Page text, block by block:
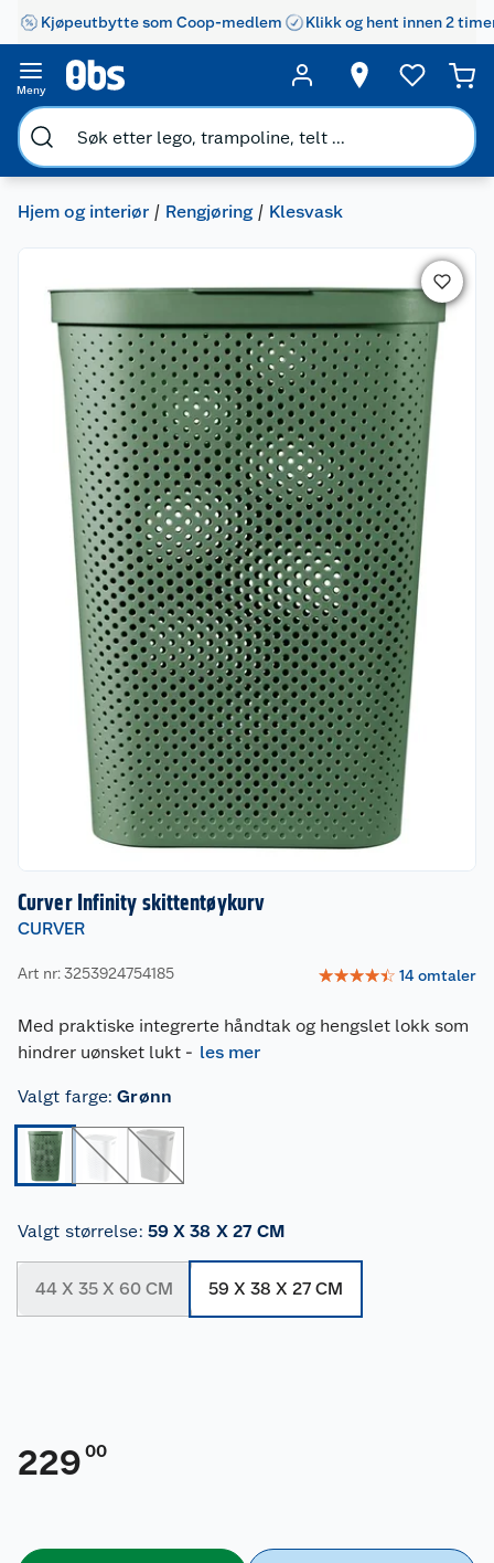
Kjøpeutbytte som Coop-medlem Klikk og hent innen 2
Meny
Hjem og interiør Rengjøring Klesvask
Curver Infinity skittentøykurv
CURVER
Art nr: 3253924754185 ☆☆☆☆☆ 14omtaler
Med praktiske integrerte håndtak og hengslet lokk som
hindrer uønsket lukt - les mer
Valgt farge: Grønn
Valgt størrelse: 59 X 38 X 27 CM
44 X 35 X 60 CM 59 X 38 X 27 CM
229 00